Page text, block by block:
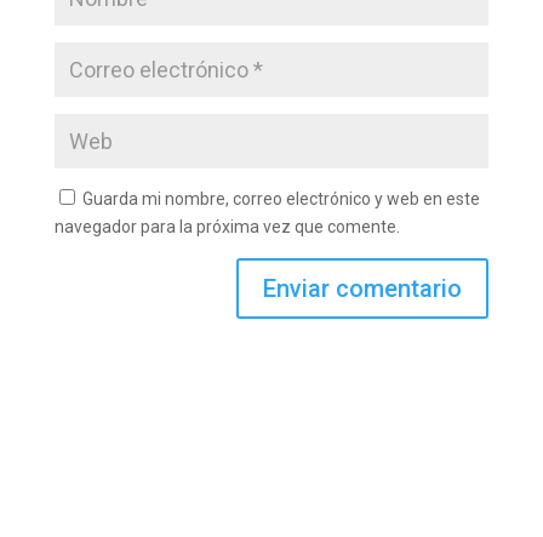
Guarda mi nombre, correo electrónico y web en este
navegador para la próxima vez que comente.